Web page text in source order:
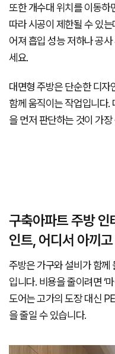
또한 개수대 위치를 이동하
따라 시공이 제한될 수 있
어져 흡입 성능 저하나 공
세요.
대면형 주방은 단순한 디자
함께 움직이는 작업입니다.
을 먼저 판단하는 것이 가
구축아파트 주방
인트, 어디서 아끼
주방은 가구와 설비가 함께
입니다. 비용을 줄이려면 ‘
도어는 고가의 도장 대신
을 줄일 수 있습니다.